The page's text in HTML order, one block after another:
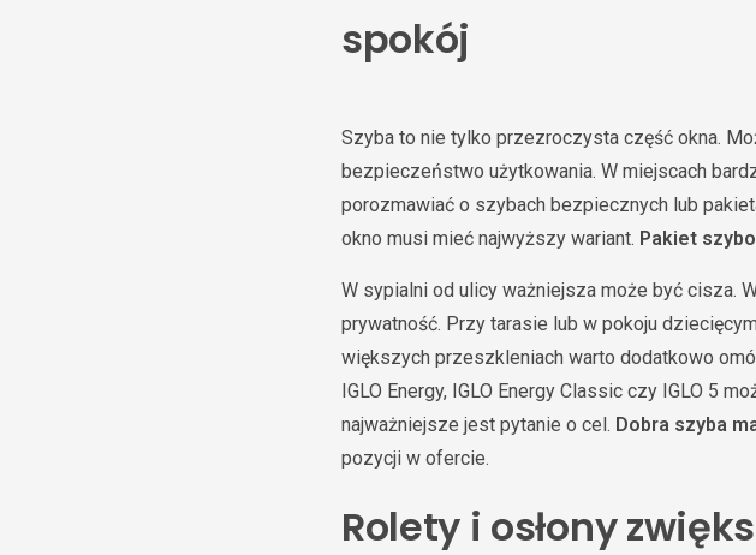
spokój
Szyba to nie tylko przezroczysta część okna.
bezpieczeństwo użytkowania. W miejscach
porozmawiać o szybach bezpiecznych lub
okno musi mieć najwyższy wariant. Pakiet
W sypialni od ulicy ważniejsza może być cisza.
prywatność. Przy tarasie lub w pokoju
większych przeszkleniach warto dodatkowo
IGLO Energy, IGLO Energy Classic czy IGLO 5
najważniejsze jest pytanie o cel. Dobra szyba
pozycji w ofercie.
Rolety i osłony